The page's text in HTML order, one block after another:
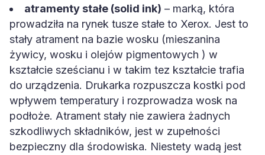
atramenty stałe (solid ink) – marką, która
prowadziła na rynek tusze stałe to Xerox. Jest to
stały atrament na bazie wosku (mieszanina
żywicy, wosku i olejów pigmentowych ) w
kształcie sześcianu i w takim tez kształcie trafia
do urządzenia. Drukarka rozpuszcza kostki pod
wpływem temperatury i rozprowadza wosk na
podłoże. Atrament stały nie zawiera żadnych
szkodliwych składników, jest w zupełności
bezpieczny dla środowiska. Niestety wadą jest